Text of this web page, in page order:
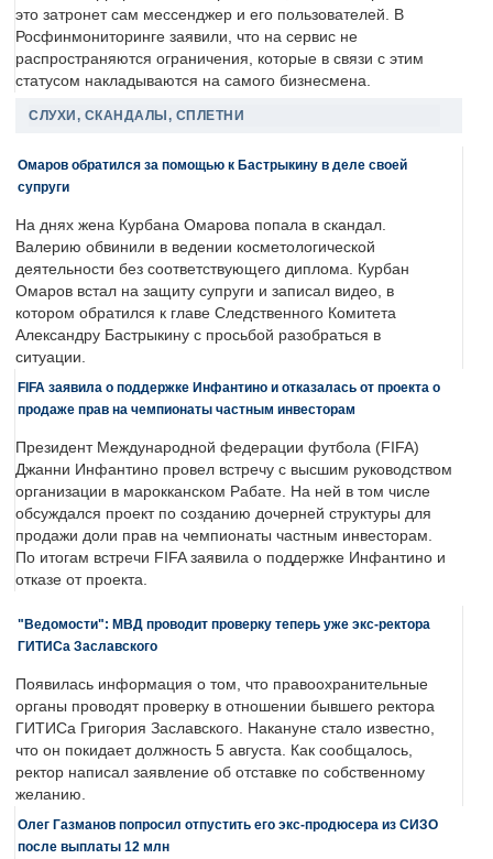
это затронет сам мессенджер и его пользователей. В
Росфинмониторинге заявили, что на сервис не
распространяются ограничения, которые в связи с этим
статусом накладываются на самого бизнесмена.
СЛУХИ, СКАНДАЛЫ, СПЛЕТНИ
Омаров обратился за помощью к Бастрыкину в деле своей
супруги
На днях жена Курбана Омарова попала в скандал.
Валерию обвинили в ведении косметологической
деятельности без соответствующего диплома. Курбан
Омаров встал на защиту супруги и записал видео, в
котором обратился к главе Следственного Комитета
Александру Бастрыкину с просьбой разобраться в
ситуации.
FIFA заявила о поддержке Инфантино и отказалась от проекта о
продаже прав на чемпионаты частным инвесторам
Президент Международной федерации футбола (FIFA)
Джанни Инфантино провел встречу с высшим руководством
организации в марокканском Рабате. На ней в том числе
обсуждался проект по созданию дочерней структуры для
продажи доли прав на чемпионаты частным инвесторам.
По итогам встречи FIFA заявила о поддержке Инфантино и
отказе от проекта.
"Ведомости": МВД проводит проверку теперь уже экс-ректора
ГИТИСа Заславского
Появилась информация о том, что правоохранительные
органы проводят проверку в отношении бывшего ректора
ГИТИСа Григория Заславского. Накануне стало известно,
что он покидает должность 5 августа. Как сообщалось,
ректор написал заявление об отставке по собственному
желанию.
Олег Газманов попросил отпустить его экс-продюсера из СИЗО
после выплаты 12 млн